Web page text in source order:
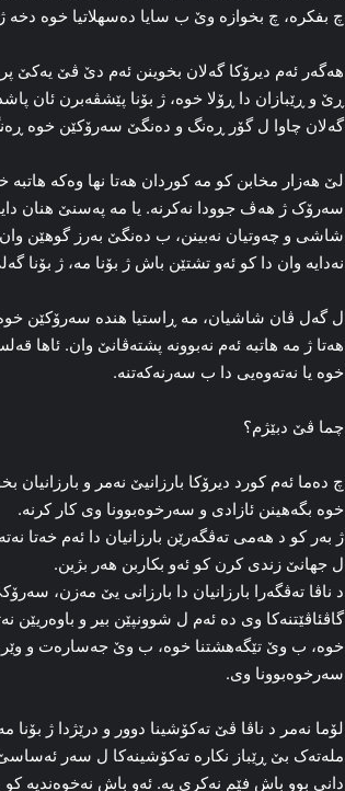
چ بفکره‌، چ بخوازە وێ ب سایا ده‌سهلاتیا خوه‌ دخه‌
هه‌گه‌ر ئه‌م دیرۆکا گه‌لان بخوینن ئه‌م دێ ڤێ یه‌کێ
ڕێ و ڕێبازان دا ڕۆلا خوه‌، ژ بۆنا پێشڤه‌برن ئان
گه‌لان چاوا ل گۆر ڕه‌نگ و ده‌نگێ سه‌رۆکێن خوه‌
لێ هه‌زار مخابن کو مه‌ کوردان هه‌تا نها وه‌که‌
سه‌رۆک ژ هه‌ڤ جوودا نه‌کرنه‌. یا مه‌ په‌سنێ هنان
شاشی و چه‌وتیان نه‌بینن، ب ده‌نگێ به‌رز گوهێن
نه‌دایه‌ وان دا کو ئه‌و تشتێن باش ژ بۆنا مه‌، ژ بۆنا
ل گه‌ل ڤان شاشیان، مه‌ ڕاستیا هندە سه‌رۆکێن خوه‌
هه‌تا ژ مه‌ هاتبه‌ ئه‌م نه‌بوونه‌ پشته‌ڤانێ وان. ئاها
خوه‌ یا نه‌ته‌وه‌یی دا ب سه‌رنه‌که‌تنه‌.
چما ڤێ دبێژم؟
چ ده‌ما ئه‌م کورد دیرۆکا بارزانیێ نه‌مر و
خوه‌ بگەهینن ئازادی و سه‌رخوه‌بوونا وی کار کرنه‌.
ژ به‌ر کو د هه‌می ته‌ڤگه‌رێن بارزانیان دا ئه‌م خه‌تا
ل جهانێ زندی کرن کو ئه‌و بکاربن هه‌ر بژین.
د ناڤا ته‌ڤگه‌را بارزانیان دا بارزانی یێ مه‌زن،
گاڤئاڤێتنه‌کا وی ده‌ ئه‌م ل شوونپێن بیر و باوه‌ریێن
خوه‌، ب وێ تێگەهشتنا خوه‌، ب وێ جه‌ساره‌ت و
سه‌رخوه‌بوونا وی.
لۆما نه‌مر د ناڤا ڤێ ته‌کۆشینا دوور و درێژدا ژ
مله‌ته‌ک بێ ڕێباز نکاره‌ ته‌کۆشینه‌کا ل سه‌ر
دانی بوو باش فێم نه‌کری یه‌. ئه‌و باش نه‌خوه‌ندیه‌ کو